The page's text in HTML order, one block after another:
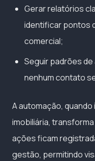
Gerar relatórios
identificar pontos
comercial;
Seguir padrões
nenhum contato
A automação,
imobiliária,
ações ficam
gestão, permitindo